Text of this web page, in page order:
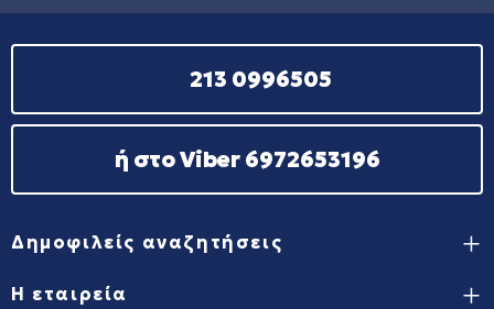
213 0996505
ή στο Viber 6972653196
Δημοφιλείς αναζητήσεις
Η εταιρεία